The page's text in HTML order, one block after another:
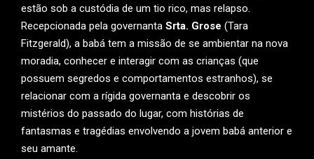
estão sob a custódia de um tio rico, mas relapso.
Recepcionada pela governanta Srta. Grose (Tara
Fitzgerald), a babá tem a missão de se ambientar na nova
moradia, conhecer e interagir com as crianças (que
possuem segredos e comportamentos estranhos), se
relacionar com a rígida governanta e descobrir os
mistérios do passado do lugar, com histórias de
fantasmas e tragédias envolvendo a jovem babá anterior e
seu amante.